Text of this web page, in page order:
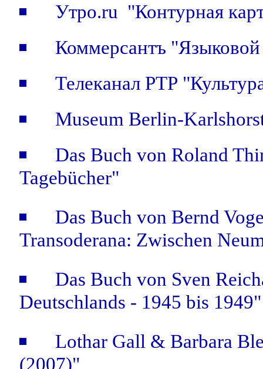
Утро.ru "Контурная
Коммерсантъ
Телеканал РТР
Museum Berlin-
Das Buch von Roland
Tagebücher"
Das Buch von Bernd
Transoderana: Zwischen
Das Buch von Sven
Deutschlands - 1945 bis 1949"
Lothar Gall & Barbara